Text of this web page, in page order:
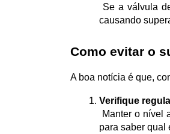
causando
Como evitar o
A boa notícia é que,
Verifique
Manter o nível
para saber qual